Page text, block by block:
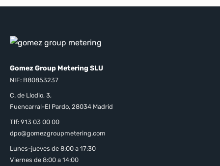
Gomez Group Metering SLU
NIF: B80853237
C. de Llodio, 3,
Fuencarral-El Pardo, 28034 Madrid
Tlf: 913 03 00 00
dpo@gomezgroupmetering.com
Lunes-jueves de 8:00 a 17:30
Viernes de 8:00 a 14:00